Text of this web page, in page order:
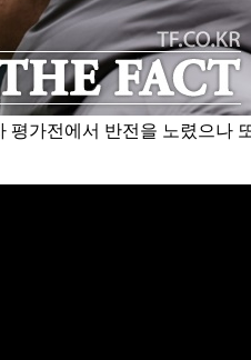
평가전에서 반전을 노렸으나